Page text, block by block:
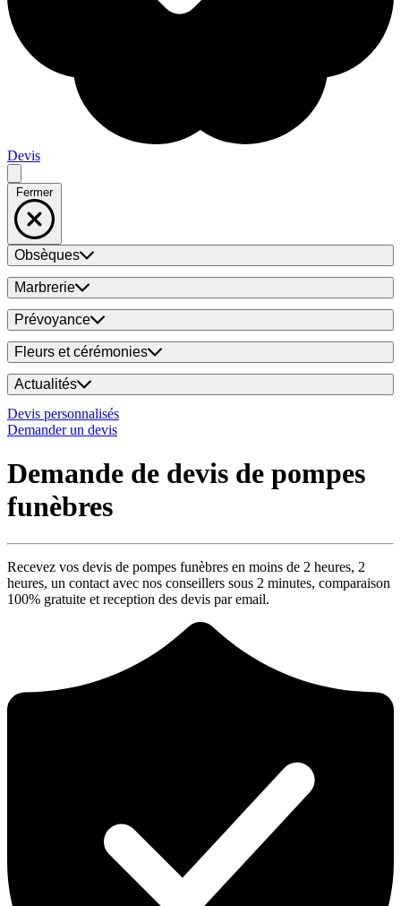
Devis
Fermer
Obsèques
Marbrerie
Prévoyance
Fleurs et cérémonies
Actualités
Devis personnalisés
Demander un devis
Demande de devis de pompes
funèbres
Recevez vos devis de pompes funèbres en moins de 2 heures, 2
heures, un contact avec nos conseillers sous 2 minutes, comparaison
100% gratuite et reception des devis par email.